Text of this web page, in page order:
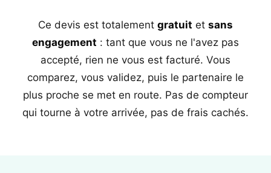
Ce devis est totalement gratuit et sans
engagement : tant que vous ne l'avez pas
accepté, rien ne vous est facturé. Vous
comparez, vous validez, puis le partenaire le
plus proche se met en route. Pas de compteur
qui tourne à votre arrivée, pas de frais cachés.